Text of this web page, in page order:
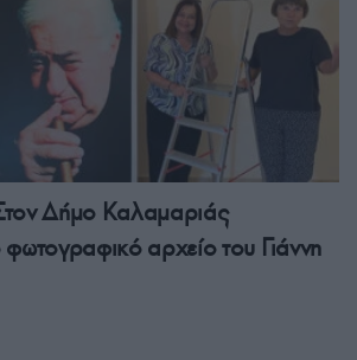
Δήμο Καλαμαριάς
αρχείο του Γιάννη